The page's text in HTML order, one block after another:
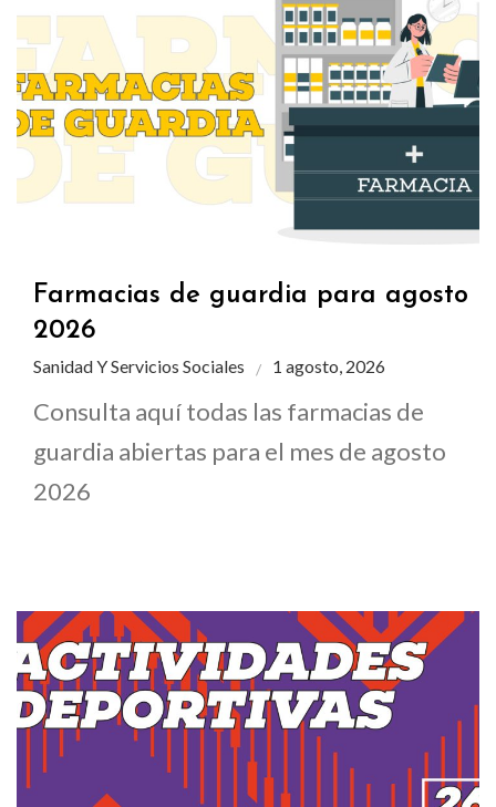
Farmacias de guardia para agosto
2026
Sanidad Y Servicios Sociales 1 agosto, 2026
Consulta aquí todas las farmacias de
guardia abiertas para el mes de agosto
2026